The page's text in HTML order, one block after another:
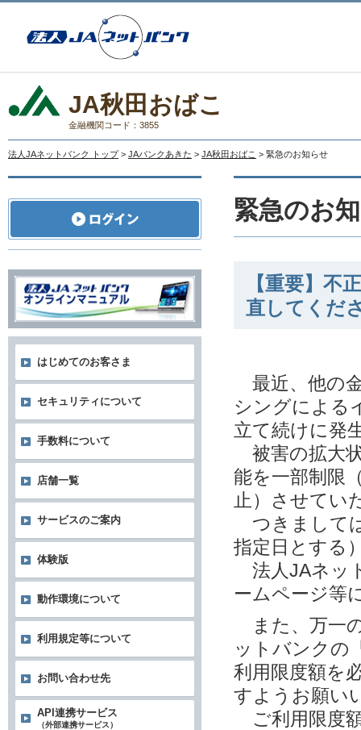
JA秋田おばこ
金融機関コード：3855
法人JAネットバンク トップ > JAバンクあきた > JA秋田おばこ > 緊急のお知らせ
緊急のお
【重要】不
直してくだ
最近、他の
シングによる
立て続けに発
被害の拡大
能を一部制限
止）させてい
つきまして
指定日とする
法人JAネッ
ームページ等
また、万一
ットバンクの
利用限度額を
すようお願い
ご利用限度
はじめてのお客さま
セキュリティについて
手数料について
店舗一覧
サービスのご案内
体験版
動作環境について
利用規定等について
お問い合わせ先
API連携サービス
（外部連携サービス）